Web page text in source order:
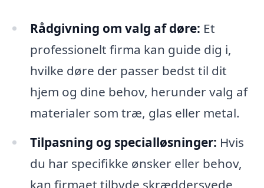
Rådgivning om valg af døre: Et
professionelt firma kan guide dig i,
hvilke døre der passer bedst til dit
hjem og dine behov, herunder valg af
materialer som træ, glas eller metal.
Tilpasning og specialløsninger: Hvis
du har specifikke ønsker eller behov,
kan firmaet tilbyde skræddersyede